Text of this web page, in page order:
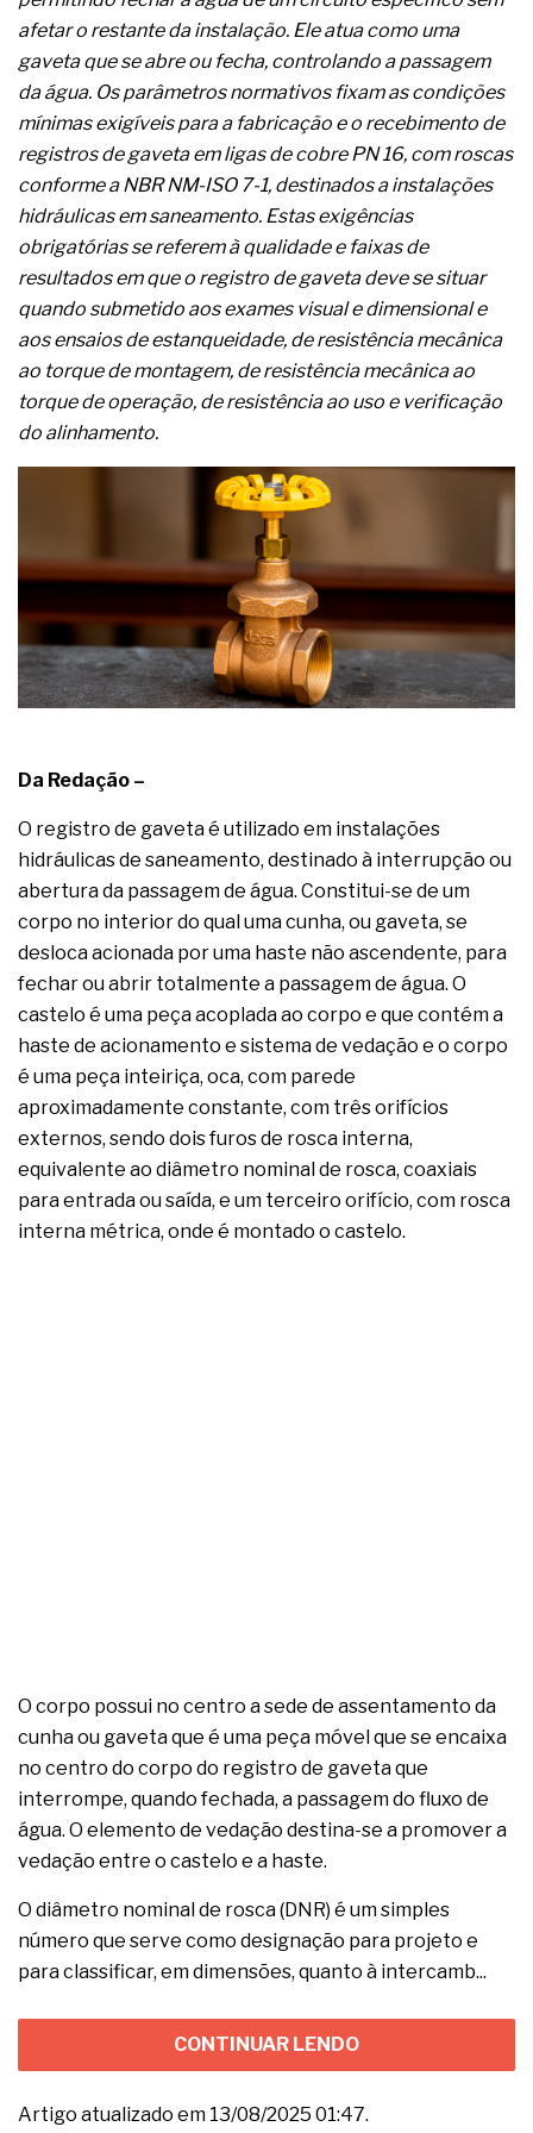
A prevenção clínica da coceira no ânus
Os sintomas clínicos do teratoma de ovário
O tratamento médico da síndrome da fadiga
crônica
As causas médicas da queda dos cabelos ou
calvície
Quando a gestão é o obstáculo para o resultado
positivo
Os procedimentos para a inspeção em estruturas
hidráulicas de concreto de obras
O movimento regular reduz em 19% o risco de
morte precoce e melhora o metabolismo
O desenvolvimento de indicadores nas atividades
de governança das organizações
O desenho industrial ganha espaço como
estratégia competitiva nas empresas
As variações dimensionais dos produtos de
materiais cimentícios com fibra de vidro
A próxima vantagem competitiva não está no
modelo de IA
A IA elevou a régua do comprador B2B e a venda
complexa ficou ainda mais humana
afetar o restante da instalação. Ele atua como uma
gaveta que se abre ou fecha, controlando a passagem
da água. Os parâmetros normativos fixam as condições
mínimas exigíveis para a fabricação e o recebimento de
registros de gaveta em ligas de cobre PN 16, com roscas
conforme a NBR NM-ISO 7-1, destinados a instalações
hidráulicas em saneamento. Estas exigências
obrigatórias se referem à qualidade e faixas de
resultados em que o registro de gaveta deve se situar
quando submetido aos exames visual e dimensional e
aos ensaios de estanqueidade, de resistência mecânica
ao torque de montagem, de resistência mecânica ao
torque de operação, de resistência ao uso e verificação
do alinhamento.
Da Redação –
O registro de gaveta é utilizado em instalações
hidráulicas de saneamento, destinado à interrupção ou
abertura da passagem de água. Constitui-se de um
corpo no interior do qual uma cunha, ou gaveta, se
desloca acionada por uma haste não ascendente, para
fechar ou abrir totalmente a passagem de água. O
castelo é uma peça acoplada ao corpo e que contém a
haste de acionamento e sistema de vedação e o corpo
é uma peça inteiriça, oca, com parede
aproximadamente constante, com três orifícios
externos, sendo dois furos de rosca interna,
equivalente ao diâmetro nominal de rosca, coaxiais
para entrada ou saída, e um terceiro orifício, com rosca
interna métrica, onde é montado o castelo.
O corpo possui no centro a sede de assentamento da
cunha ou gaveta que é uma peça móvel que se encaixa
no centro do corpo do registro de gaveta que
interrompe, quando fechada, a passagem do fluxo de
água. O elemento de vedação destina-se a promover a
vedação entre o castelo e a haste.
O diâmetro nominal de rosca (DNR) é um simples
número que serve como designação para projeto e
para classificar, em dimensões, quanto à intercamb...
CONTINUAR LENDO
Artigo atualizado em 13/08/2025 01:47.